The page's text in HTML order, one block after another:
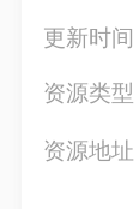
更新时间
资源类型
资源地址